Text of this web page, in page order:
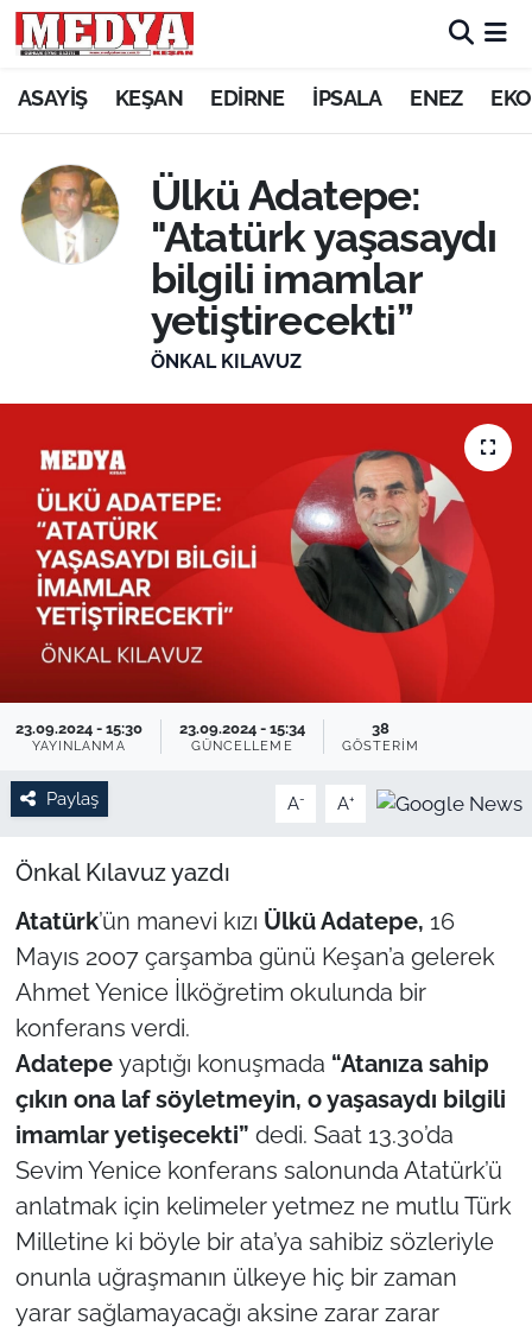
ASAYİŞ KEŞAN EDİRNE İPSALA ENEZ
Ülkü Adatepe:
"Atatürk yaşasaydı
bilgili imamlar
yetiştirecekti”
ÖNKAL KILAVUZ
23.09.2024 - 15:30
YAYINLANMA
23.09.2024 - 15:34
GÜNCELLEME
38
GÖSTERIM
Paylaş A- A+
Önkal Kılavuz yazdı
Atatürk’ün manevi kızı Ülkü Adatepe, 16
Mayıs 2007 çarşamba günü Keşan’a gelerek
Ahmet Yenice İlköğretim okulunda bir
konferans verdi.
Adatepe yaptığı konuşmada “Atanıza sahip
çıkın ona laf söyletmeyin, o yaşasaydı bilgili
imamlar yetişecekti” dedi. Saat 13.30’da
Sevim Yenice konferans salonunda Atatürk’ü
anlatmak için kelimeler yetmez ne mutlu Türk
Milletine ki böyle bir ata’ya sahibiz sözleriyle
onunla uğraşmanın ülkeye hiç bir zaman
yarar sağlamayacağı aksine zarar zarar
KEŞAN
ASAYİŞ
SİYASET
GÜNDEM
SAĞLIK
EĞİTİM
TARIM VE HAYVANCILIK
KÜLTÜR SANAT
SPOR
YAŞAM
EDİRNE
KIRKLARELİ
ÇANAKKALE
TÜRKİYE
Bölge
Güvenlik
Genel